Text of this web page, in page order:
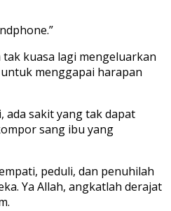
kuasa lagi mengeluarkan
menggapai harapan
ada sakit yang tak dapat
sang ibu yang
peduli, dan penuhilah
Ya Allah, angkatlah derajat